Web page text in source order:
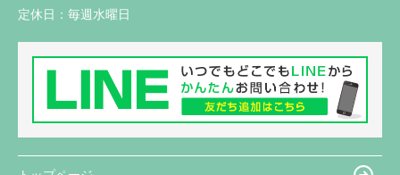
定休日： 毎週水曜日